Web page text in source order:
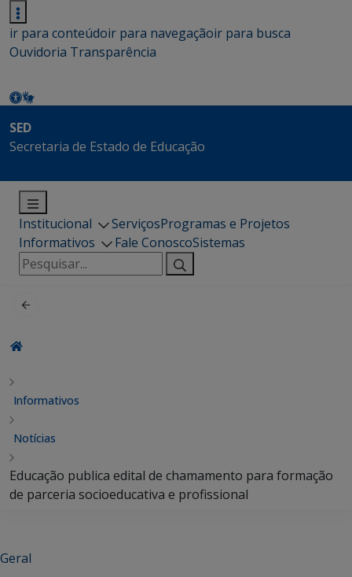
ir para conteúdoir para navegaçãoir para busca
Ouvidoria Transparência
SED
Secretaria de Estado de Educação
Institucional ServiçosProgramas e Projetos
Informativos
Fale ConoscoSistemas
Pesquisar
por:
Informativos
Notícias
Educação publica edital de chamamento para formação
de parceria socioeducativa e profissional
Geral